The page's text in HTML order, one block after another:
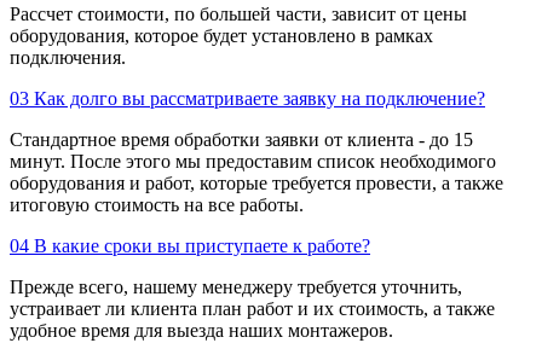
Рассчет стоимости, по большей части, зависит от цены
оборудования, которое будет установлено в рамках
подключения.
03 Как долго вы рассматриваете заявку на подключение?
Стандартное время обработки заявки от клиента - до 15
минут. После этого мы предоставим список необходимого
оборудования и работ, которые требуется провести, а также
итоговую стоимость на все работы.
04 В какие сроки вы приступаете к работе?
Прежде всего, нашему менеджеру требуется уточнить,
устраивает ли клиента план работ и их стоимость, а также
удобное время для выезда наших монтажеров.